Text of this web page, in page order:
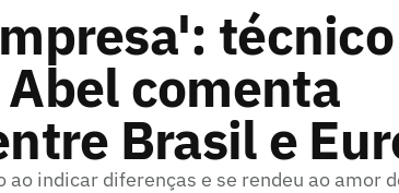
comenta
Brasil e
indicar diferenças e se rendeu ao amor